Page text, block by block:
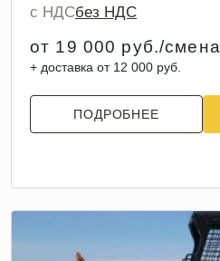
с НДСбез НДС
от 19 000 руб./смена
+ доставка от 12 000 руб.
ПОДРОБНЕЕ